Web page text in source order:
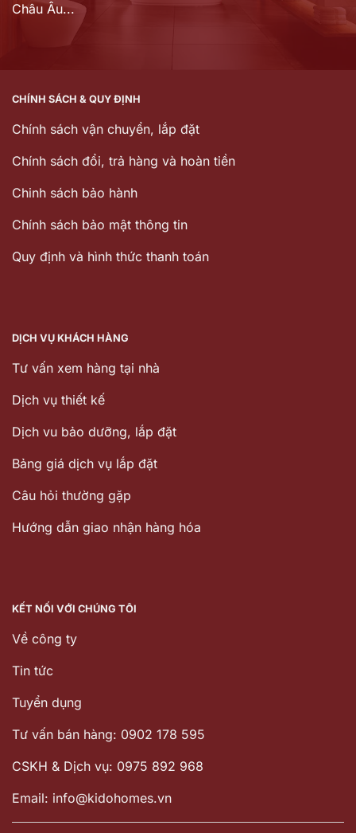
Châu Âu...
CHÍNH SÁCH & QUY ĐỊNH
Chính sách vận chuyển, lắp đặt
Chính sách đổi, trả hàng và hoàn tiền
Chinh sách bảo hành
Chính sách bảo mật thông tin
Quy định và hình thức thanh toán
DỊCH VỤ KHÁCH HÀNG
Tư vấn xem hàng tại nhà
Dịch vụ thiết kế
Dịch vu bảo dưỡng, lắp đặt
Bảng giá dịch vụ lắp đặt
Câu hỏi thường gặp
Hướng dẫn giao nhận hàng hóa
KẾT NỐI VỚI CHÚNG TÔI
Về công ty
Tin tức
Tuyển dụng
Tư vấn bán hàng: 0902 178 595
CSKH & Dịch vụ: 0975 892 968
Email: info@kidohomes.vn